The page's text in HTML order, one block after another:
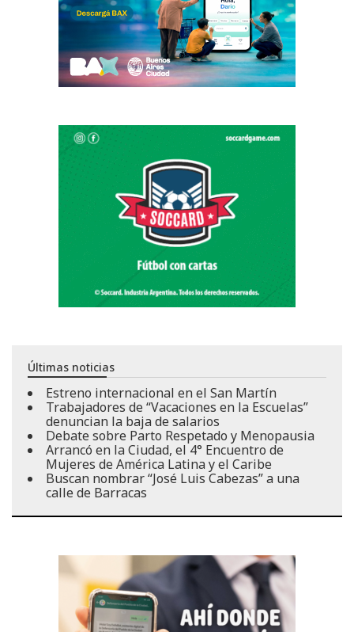
Últimas noticias
Estreno internacional en el San Martín
Trabajadores de “Vacaciones en la Escuelas”
denuncian la baja de salarios
Debate sobre Parto Respetado y Menopausia
Arrancó en la Ciudad, el 4° Encuentro de
Mujeres de América Latina y el Caribe
Buscan nombrar “José Luis Cabezas” a una
calle de Barracas